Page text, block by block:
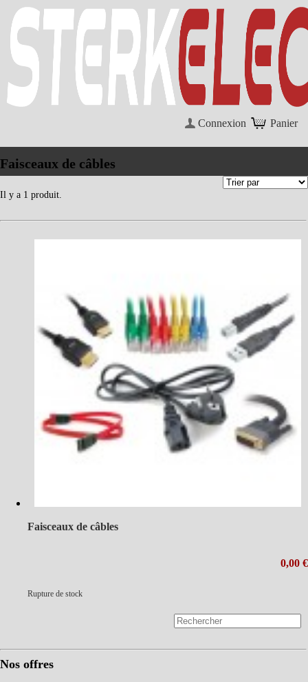
Panier
Connexion
Faisceaux de câbles
Il y a 1 produit.
Faisceaux de câbles
0,00 €
Rupture de stock
Nos offres